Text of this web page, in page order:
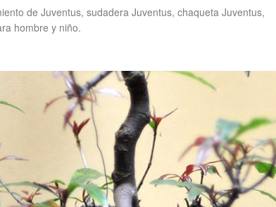
de Juventus, sudadera Juventus, chaqueta Juventus,
hombre y niño.